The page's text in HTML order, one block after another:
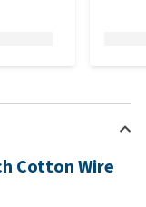
Cotton Wire